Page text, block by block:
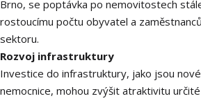
Brno, se poptávka po nemovitostech
rostoucímu počtu obyvatel a
sektoru.
Rozvoj infrastruktury
Investice do infrastruktury, jako jsou
nemocnice, mohou zvýšit atraktivitu určité